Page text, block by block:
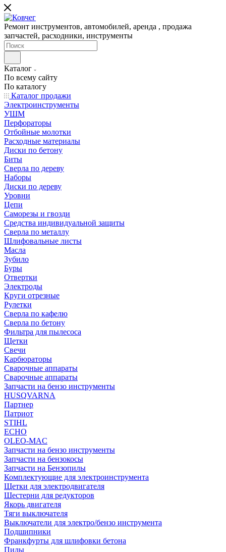
Ремонт инструментов, автомобилей, аренда , продажа
запчастей, расходники, инструменты
Каталог
По всему сайту
По каталогу
Каталог продажи
Электроинструменты
УШМ
Перфораторы
Отбойные молотки
Расходные материалы
Диски по бетону
Биты
Сверла по дереву
Наборы
Диски по дереву
Уровни
Цепи
Саморезы и гвозди
Средства индивидуальной защиты
Сверла по металлу
Шлифовальные листы
Масла
Зубило
Буры
Отвертки
Электроды
Круги отрезные
Рулетки
Сверла по кафелю
Сверла по бетону
Фильтра для пылесоса
Щетки
Свечи
Карбюраторы
Сварочные аппараты
Сварочные аппараты
Запчасти на бензо инструменты
HUSQVARNA
Партнер
Патриот
STIHL
ECHO
OLEO-MAC
Запчасти на бензо инструменты
Запчасти на бензокосы
Запчасти на Бензопилы
Комплектующие для электроинструмента
Щетки для электродвигателя
Шестерни для редукторов
Якорь двигателя
Тяги выключателя
Выключатели для электро/бензо инструмента
Подшипники
Франкфурты для шлифовки бетона
Пилы